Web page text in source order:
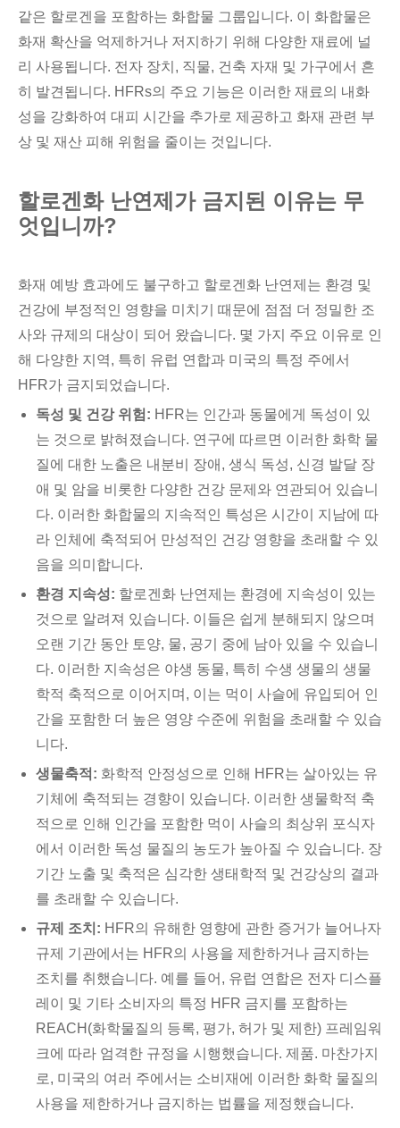
같은 할로겐을 포함하는 화합물 그룹입니다. 이 화합물은
화재 확산을 억제하거나 저지하기 위해 다양한 재료에 널
리 사용됩니다. 전자 장치, 직물, 건축 자재 및 가구에서 흔
히 발견됩니다. HFRs의 주요 기능은 이러한 재료의 내화
성을 강화하여 대피 시간을 추가로 제공하고 화재 관련 부
상 및 재산 피해 위험을 줄이는 것입니다.
할로겐화 난연제가 금지된 이유는 무
엇입니까?
화재 예방 효과에도 불구하고 할로겐화 난연제는 환경 및
건강에 부정적인 영향을 미치기 때문에 점점 더 정밀한 조
사와 규제의 대상이 되어 왔습니다. 몇 가지 주요 이유로 인
해 다양한 지역, 특히 유럽 연합과 미국의 특정 주에서
HFR가 금지되었습니다.
독성 및 건강 위험: HFR는 인간과 동물에게 독성이 있
는 것으로 밝혀졌습니다. 연구에 따르면 이러한 화학 물
질에 대한 노출은 내분비 장애, 생식 독성, 신경 발달 장
애 및 암을 비롯한 다양한 건강 문제와 연관되어 있습니
다. 이러한 화합물의 지속적인 특성은 시간이 지남에 따
라 인체에 축적되어 만성적인 건강 영향을 초래할 수 있
음을 의미합니다.
환경 지속성: 할로겐화 난연제는 환경에 지속성이 있는
것으로 알려져 있습니다. 이들은 쉽게 분해되지 않으며
오랜 기간 동안 토양, 물, 공기 중에 남아 있을 수 있습니
다. 이러한 지속성은 야생 동물, 특히 수생 생물의 생물
학적 축적으로 이어지며, 이는 먹이 사슬에 유입되어 인
간을 포함한 더 높은 영양 수준에 위험을 초래할 수 있습
니다.
생물축적: 화학적 안정성으로 인해 HFR는 살아있는 유
기체에 축적되는 경향이 있습니다. 이러한 생물학적 축
적으로 인해 인간을 포함한 먹이 사슬의 최상위 포식자
에서 이러한 독성 물질의 농도가 높아질 수 있습니다. 장
기간 노출 및 축적은 심각한 생태학적 및 건강상의 결과
를 초래할 수 있습니다.
규제 조치: HFR의 유해한 영향에 관한 증거가 늘어나자
규제 기관에서는 HFR의 사용을 제한하거나 금지하는
조치를 취했습니다. 예를 들어, 유럽 연합은 전자 디스플
레이 및 기타 소비자의 특정 HFR 금지를 포함하는
REACH(화학물질의 등록, 평가, 허가 및 제한) 프레임워
크에 따라 엄격한 규정을 시행했습니다. 제품. 마찬가지
로, 미국의 여러 주에서는 소비재에 이러한 화학 물질의
사용을 제한하거나 금지하는 법률을 제정했습니다.